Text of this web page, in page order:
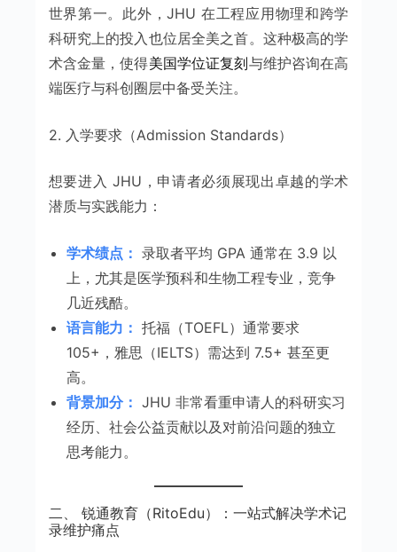
世界第一。此外，JHU 在工程应用物理和跨学
科研究上的投入也位居全美之首。这种极高的学
术含金量，使得美国学位证复刻与维护咨询在高
端医疗与科创圈层中备受关注。
2. 入学要求（Admission Standards）
想要进入 JHU，申请者必须展现出卓越的学术
潜质与实践能力：
学术绩点： 录取者平均 GPA 通常在 3.9 以
上，尤其是医学预科和生物工程专业，竞争
几近残酷。
语言能力： 托福（TOEFL）通常要求
105+，雅思（IELTS）需达到 7.5+ 甚至更
高。
背景加分： JHU 非常看重申请人的科研实习
经历、社会公益贡献以及对前沿问题的独立
思考能力。
二、 锐通教育（RitoEdu）：一站式解决学术记
录维护痛点